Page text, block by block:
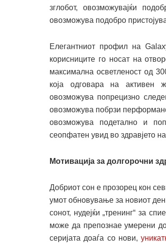
зглобот, овозможувајќи
овозможува подобро
Елегантниот профил на
корисниците го носат на
максимална осветленост од
која одговара на активен
овозможува попрецизно
овозможува побрзи
овозможува подетално и
сеопфатен увид во здравјето
Мотивација за долгорочни
Добриот сон е прозорец кон
умот обновување за новиот
сонот, нудејќи „тренинг“ за
може да препознае умерени
серијата доаѓа со нови,